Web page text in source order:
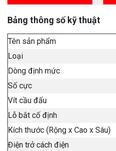
Bảng thông số kỹ thuật
Tên sản phẩm
Loại
Dòng định mức
Số cực
Vít cầu đấu
Lỗ bắt cố định
Kích thước (Rộng x Cao x Sâu)
Điện trở cách điện